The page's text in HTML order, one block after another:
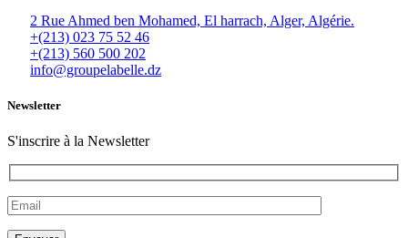
2 Rue Ahmed ben Mohamed, El harrach, Alger, Algérie.
+(213) 023 75 52 46
+(213) 560 500 202
info@groupelabelle.dz
Newsletter
S'inscrire à la Newsletter